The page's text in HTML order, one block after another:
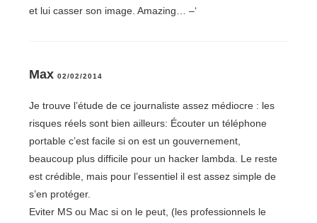
et lui casser son image. Amazing… –‘
Max02/02/2014
Je trouve l’étude de ce journaliste assez médiocre : les
risques réels sont bien ailleurs: Écouter un téléphone
portable c’est facile si on est un gouvernement,
beaucoup plus difficile pour un hacker lambda. Le reste
est crédible, mais pour l’essentiel il est assez simple de
s’en protéger.
Eviter MS ou Mac si on le peut, (les professionnels le